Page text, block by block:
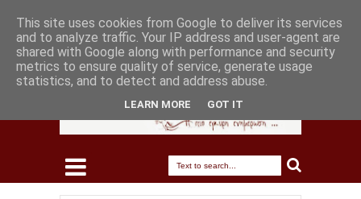
This site uses cookies from Google to deliver its services
and to analyze traffic. Your IP address and user-agent are
shared with Google along with performance and security
metrics to ensure quality of service, generate usage
statistics, and to detect and address abuse.
LEARN MORE GOT IT